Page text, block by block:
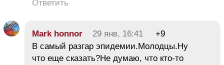
Ответить
Mark honnor 29 янв, 16:41
+9
В самый разгар эпидемии.Молодцы.Ну
что еще сказать?Не думаю, что кто-то